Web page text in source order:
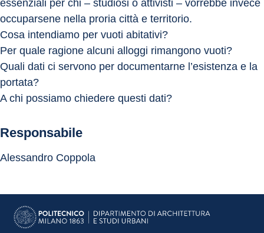
essenziali per chi – studiosi o attivisti – vorrebbe invece
occuparsene nella proria città e territorio.
Cosa intendiamo per vuoti abitativi?
Per quale ragione alcuni alloggi rimangono vuoti?
Quali dati ci servono per documentarne l’esistenza e la
portata?
A chi possiamo chiedere questi dati?
Responsabile
Alessandro Coppola